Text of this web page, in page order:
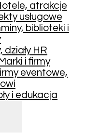
atrakcje
usługowe
biblioteki i
działy HR
i firmy
eventowe,
i edukacja